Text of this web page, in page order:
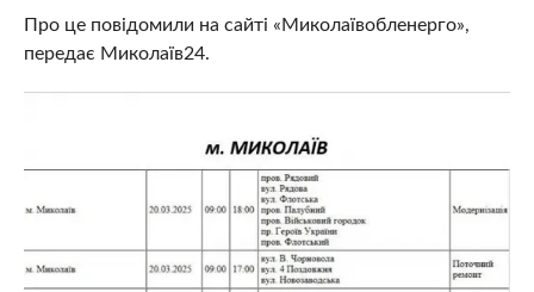
Про це повідомили на сайті «Миколаївобленерго»,
передає Миколаїв24.